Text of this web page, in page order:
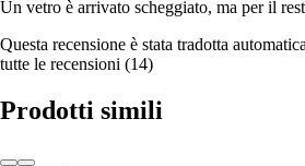
Un vetro è arrivato scheggiato, ma per il
Questa recensione è stata tradotta
tutte le recensioni (14)
Prodotti simili